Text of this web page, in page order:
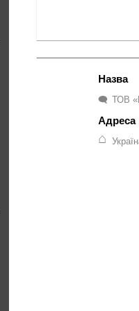
ТОВ